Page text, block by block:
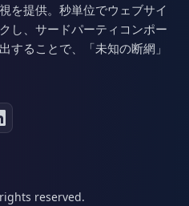
を提供。秒単位でウェブサイ
し、サードパーティコンポー
することで、「未知の断網」
reserved.